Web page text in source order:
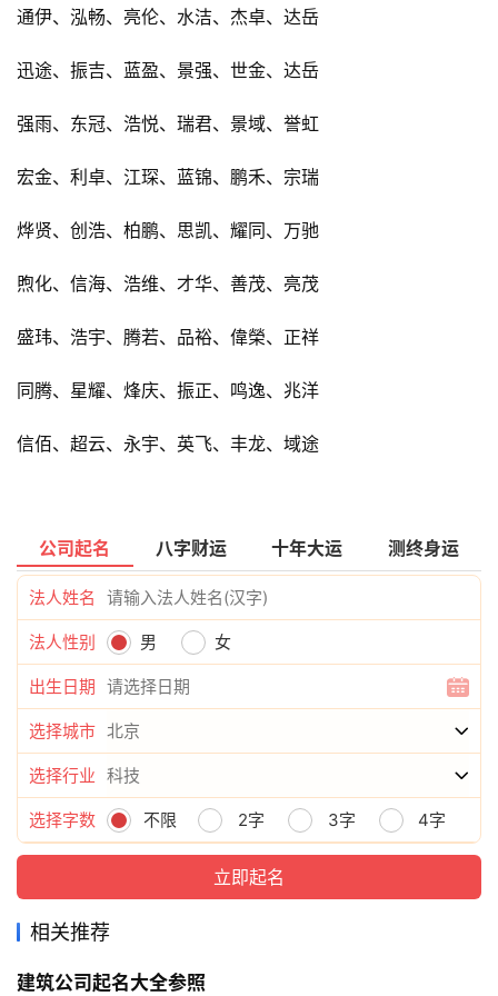
通伊、泓畅、亮伦、水洁、杰卓、达岳
迅途、振吉、蓝盈、景强、世金、达岳
强雨、东冠、浩悦、瑞君、景域、誉虹
宏金、利卓、江琛、蓝锦、鹏禾、宗瑞
烨贤、创浩、柏鹏、思凯、耀同、万驰
煦化、信海、浩维、才华、善茂、亮茂
盛玮、浩宇、腾若、品裕、偉榮、正祥
同腾、星耀、烽庆、振正、鸣逸、兆洋
信佰、超云、永宇、英飞、丰龙、域途
公司起名 八字财运 十年大运 测终身运
法人姓名
法人性别 男 女
出生日期
选择城市
选择行业
选择字数 不限 2字 3字 4字
相关推荐
建筑公司起名大全参照